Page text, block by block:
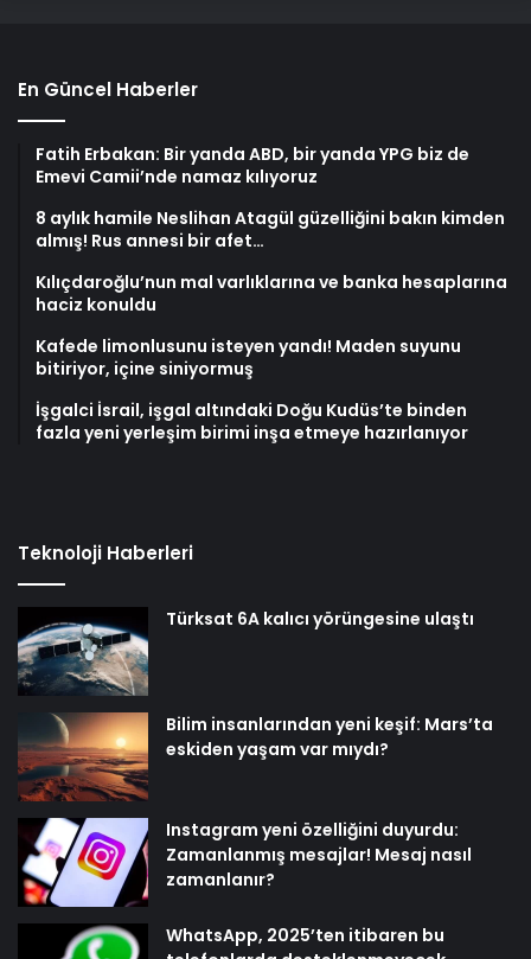
En Güncel Haberler
Fatih Erbakan: Bir yanda ABD, bir yanda YPG biz de
Emevi Camii’nde namaz kılıyoruz
8 aylık hamile Neslihan Atagül güzelliğini bakın kimden
almış! Rus annesi bir afet…
Kılıçdaroğlu’nun mal varlıklarına ve banka hesaplarına
haciz konuldu
Kafede limonlusunu isteyen yandı! Maden suyunu
bitiriyor, içine siniyormuş
İşgalci İsrail, işgal altındaki Doğu Kudüs’te binden
fazla yeni yerleşim birimi inşa etmeye hazırlanıyor
Teknoloji Haberleri
Türksat 6A kalıcı yörüngesine ulaştı
Bilim insanlarından yeni keşif: Mars’ta
eskiden yaşam var mıydı?
Instagram yeni özelliğini duyurdu:
Zamanlanmış mesajlar! Mesaj nasıl
zamanlanır?
WhatsApp, 2025’ten itibaren bu